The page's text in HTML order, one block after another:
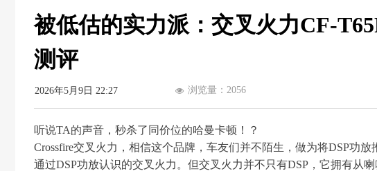
被低估的实力派：交叉火力CF-
测评
听说TA的声音，秒杀了同价位的哈曼卡顿！？
Crossfire交叉火力，相信这个品牌，车友们并不陌生，做为将DSP功
通过DSP功放认识的交叉火力。但交叉火力并不只有DSP，它拥有从
2026年5月9日 22:27 넶 浏览量： 2056